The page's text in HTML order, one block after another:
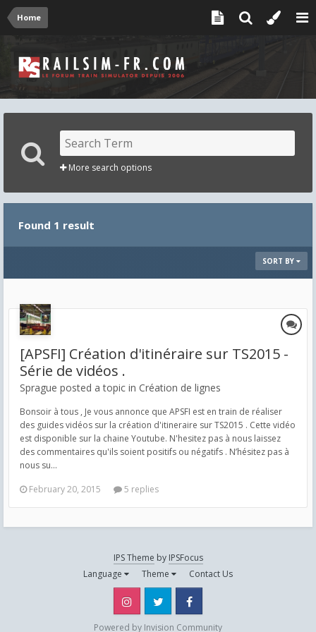
Home
More search options
Found 1 result
SORT BY
[APSFI] Création d'itinéraire sur TS2015 -
Série de vidéos .
Sprague posted a topic in Création de lignes
Bonsoir à tous , Je vous annonce que APSFI est en train de réaliser
des guides vidéos sur la création d'itineraire sur TS2015 . Cette vidéo
est disponible sur la chaine Youtube. N'hesitez pas à nous laissez
des commentaires qu'ils soient positifs ou négatifs . N’hésitez pas à
nous su...
February 20, 2015
5 replies
IPS Theme by IPSFocus
Language
Theme Contact Us
Instagram Twitter
Powered by Invision Community